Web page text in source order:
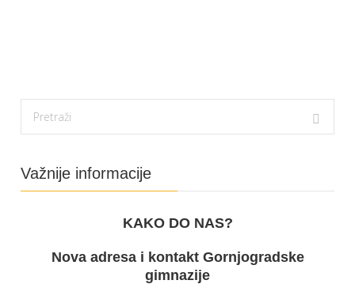
Važnije informacije
KAKO DO NAS?
Nova adresa i kontakt Gornjogradske
gimnazije